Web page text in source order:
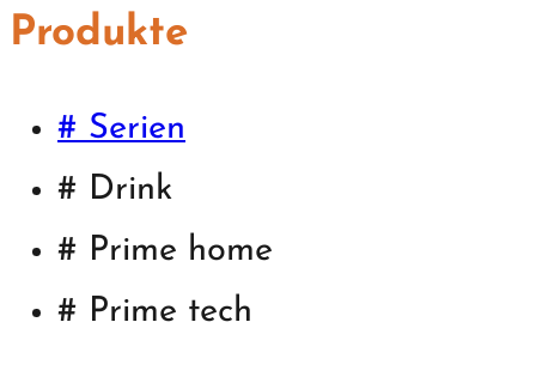
Produkte
# Serien
# Drink
# Prime home
# Prime tech